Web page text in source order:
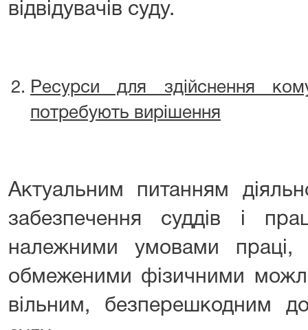
відвідувачів суду.
Ресурси для здійснення
потребують вирішення
Актуальним питанням
забезпечення суддів і
належними умовами
обмеженими фізичними
вільним, безперешкодним